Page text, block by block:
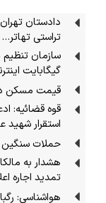
تراستی تهاتر…
سازمان
گیگابایت
قیمت مسکن در تهران،
قوه قضائیه:
استقرار شهید
حملات سنگین
هشدار به
تمدید اجاره
هواشناسی: